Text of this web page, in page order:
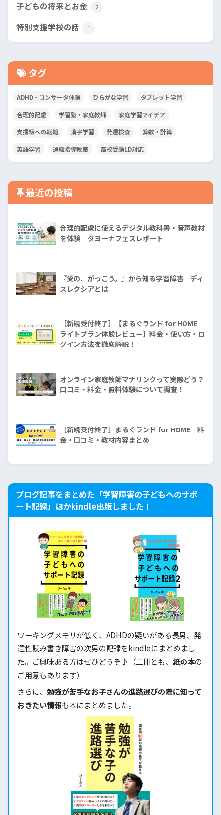
子どもの将来とお金 2
特別支援学校の話 1
タグ
ADHD・コンサータ体験 ひらがな学習 タブレット学習
合理的配慮 学習塾・家庭教師 家庭学習アイデア
支援級への転籍 漢字学習 発達検査 算数・計算
英語学習 通級指導教室 高校受験LD対応
最近の投稿
合理的配慮に使えるデジタル教科書・音声教材
を体験｜タヨーナフェスレポート
『愛の、がっこう。』から知る学習障害│ディ
スレクシアとは
［新規受付終了］【まるぐランド for HOME
ライトプラン体験レビュー】料金・使い方・ロ
グイン方法を徹底解説！
オンライン家庭教師マナリンクって実際どう？
口コミ・料金・無料体験について調査！
［新規受付終了］まるぐランド for HOME｜料
金・口コミ・教材内容まとめ
ブログ記事をまとめた「学習障害の子どもへのサポ
ート記録」ほかkindle出版しました！
ワーキングメモリが低く、ADHDの疑いがある長男、発
達性読み書き障害の次男の記録をkindleにまとめまし
た。ご興味ある方はぜひどうぞ♪（二冊とも、 紙の本の
ご用意もあります）
さらに、 勉強が苦手なお子さんの進路選びの際に知って
おきたい情報も本にまとめました。